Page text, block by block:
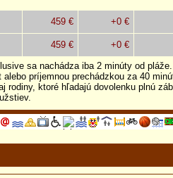
459 € +0 €
459 €
+0 €
sa nachádza iba 2 minúty od
príjemnou prechádzkou za 40
rodiny, ktoré hľadajú dovolenku plnú